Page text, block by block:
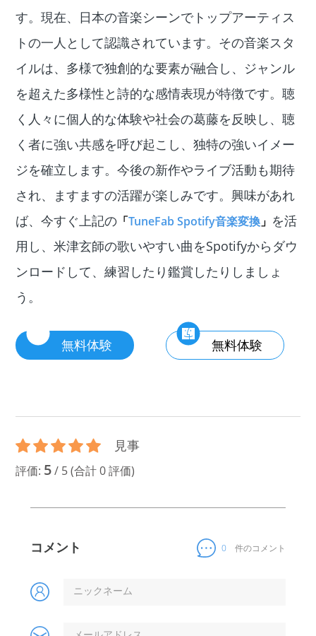
す。現在、日本の音楽シーンでトップアーティス
トの一人として認識されています。その音楽スタ
イルは、多様で独創的な要素が融合し、ジャンル
を超えた多様性と詩的な感情表現が特徴です。聴
く人々に個人的な体験や社会の葛藤を反映し、聴
く者に強い共感を呼び起こし、独特の強いイメー
ジを確立します。今後の新作やライブ活動も期待
され、ますますの活躍が楽しみです。興味があれ
ば、今すぐ上記の 「TuneFab Spotify音楽変換 」 を活
用し、米津玄師の歌いやすい曲をSpotifyからダウ
ンロードして、練習したり鑑賞したりしましょ
う。
無料体験 無料体験
見事
評価: 5/ 5(合計0評価)
コメント 0 件のコメント